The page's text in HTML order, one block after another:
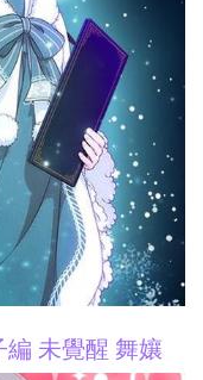
未覺醒 舞孃